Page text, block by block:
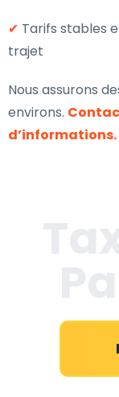
✔ Tarifs stables
trajet
Nous assurons
environs.
d’informations.